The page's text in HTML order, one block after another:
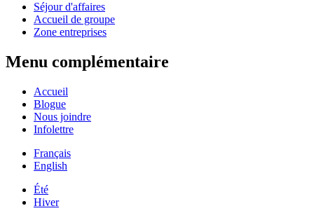
Séjour d'affaires
Accueil de groupe
Zone entreprises
Menu complémentaire
Accueil
Blogue
Nous joindre
Infolettre
Français
English
Été
Hiver